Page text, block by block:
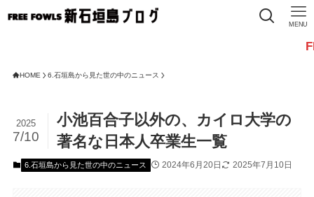
MENU
FREE
HOME 6.石垣島から見た世の中のニュース
小池百合子以外の、カイロ大学の
著名な日本人卒業生一覧
2025
7/10
6.石垣島から見た世の中のニュース 2024年6月20日 2025年7月10日